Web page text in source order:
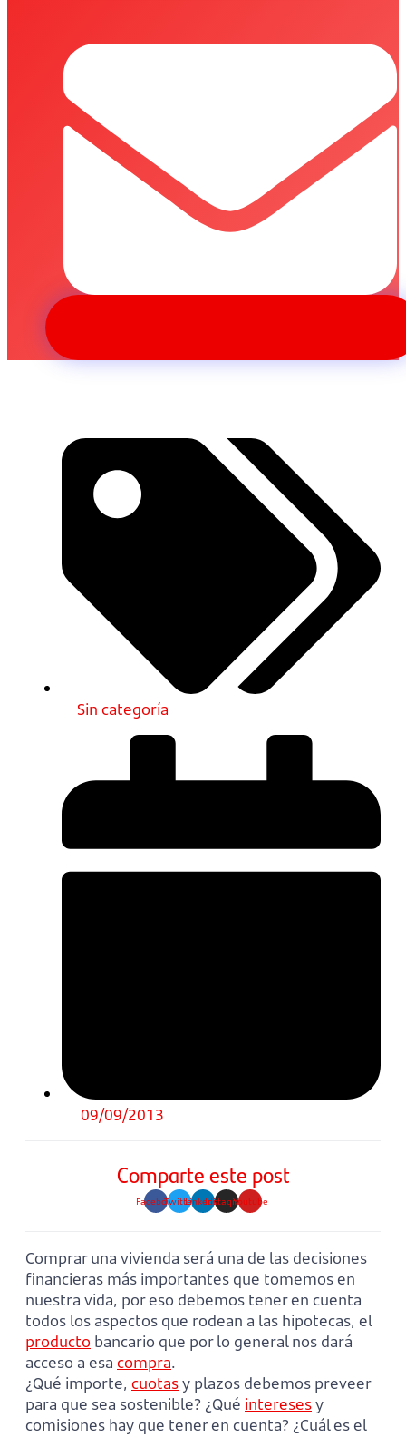
Sin categoría
09/09/2013
Comparte este post
FacebookTwitterLinkedinInstagramYoutube
Comprar una vivienda será una de las decisiones
financieras más importantes que tomemos en
nuestra vida, por eso debemos tener en cuenta
todos los aspectos que rodean a las hipotecas, el
producto bancario que por lo general nos dará
acceso a esa compra.
¿Qué importe, cuotasy plazos debemos preveer
para que sea sostenible? ¿Qué interesesy
comisiones hay que tener en cuenta? ¿Cuál es el